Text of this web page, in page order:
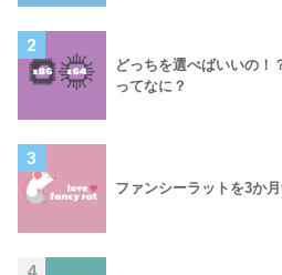
2
どっちを選べばいいの！
ってなに？
3
ファンシーラットを3か
4